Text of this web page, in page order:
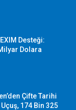
Desteği:
Dolara
Çifte Tarihi
174 Bin 325